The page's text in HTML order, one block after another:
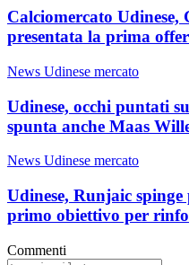
Calciomercato
presentata la prima
News Udinese mercato
Udinese, occhi puntati
spunta anche Maas
News Udinese mercato
Udinese, Runjaic
primo obiettivo per
Commenti